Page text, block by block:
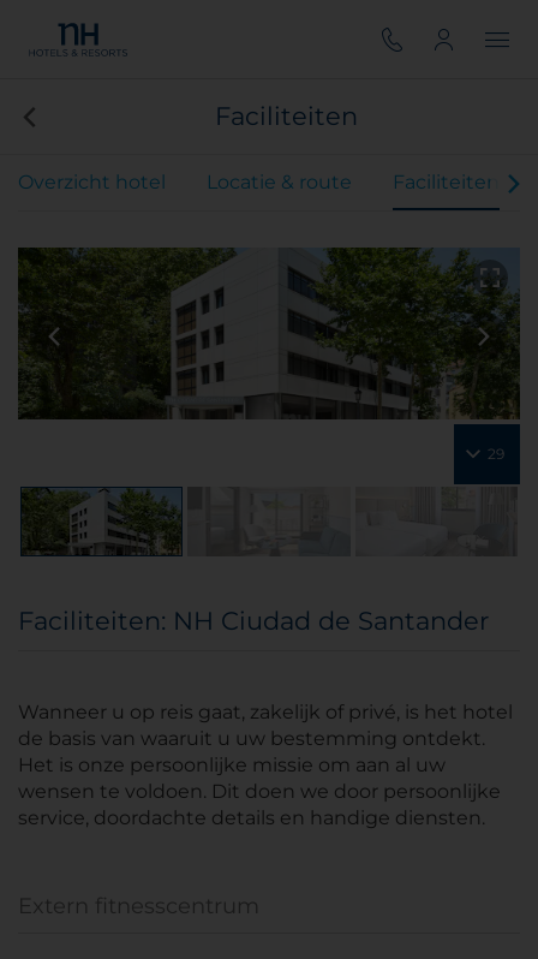
Faciliteiten
Overzicht hotel Locatie & route Faciliteiten
29
Faciliteiten: NH Ciudad de Santander
Wanneer u op reis gaat, zakelijk of privé, is het hotel
de basis van waaruit u uw bestemming ontdekt.
Het is onze persoonlijke missie om aan al uw
wensen te voldoen. Dit doen we door persoonlijke
service, doordachte details en handige diensten.
Extern fitnesscentrum